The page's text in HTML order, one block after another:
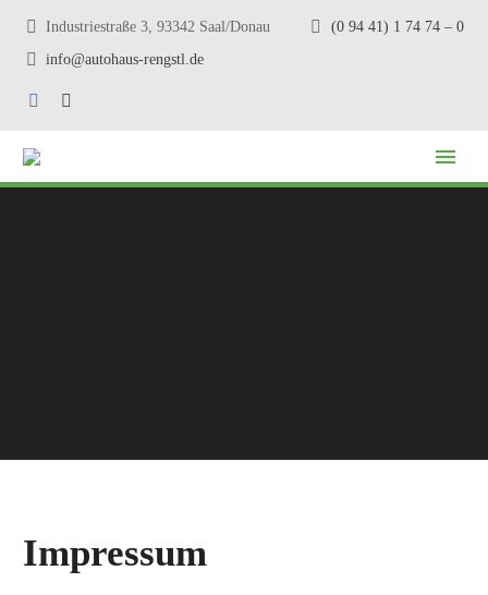
Industriestraße 3, 93342 Saal/Donau
(0 94 41) 1 74 74 – 0
info@autohaus-rengstl.de
Impressum